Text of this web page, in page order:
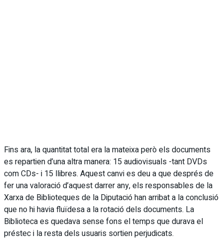
Fins ara, la quantitat total era la mateixa però els documents
es repartien d’una altra manera: 15 audiovisuals -tant DVDs
com CDs- i 15 llibres. Aquest canvi es deu a que després de
fer una valoració d’aquest darrer any, els responsables de la
Xarxa de Biblioteques de la Diputació han arribat a la conclusió
que no hi havia fluïdesa a la rotació dels documents. La
Biblioteca es quedava sense fons el temps que durava el
préstec i la resta dels usuaris sortien perjudicats.